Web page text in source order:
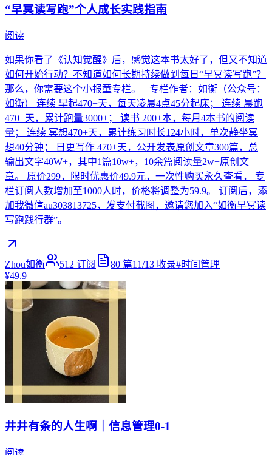
“早冥读写跑”个人成长实践指南
阅读
如果你看了《认知觉醒》后，感觉这本书太好了，但又不知道
如何开始行动？不知道如何长期持续做到每日“早冥读写跑”？
那么，你需要这个小报童专栏。 专栏作者：如衡（公众号：
如衡） 连续 早起470+天，每天凌晨4点45分起床； 连续 晨跑
470+天，累计跑量3000+； 读书 200+本，每月4本书的阅读
量； 连续 冥想470+天，累计练习时长124小时，单次静坐冥
想40分钟； 日更写作 470+天，公开发表原创文章300篇，总
输出文字40W+，其中1篇10w+，10余篇阅读量2w+原创文
章。 原价299，限时优惠价49.9元，一次性购买永久查看， 专
栏订阅人数增加至1000人时，价格将调整为59.9。 订阅后，添
加我微信au303813725，发支付截图，邀请您加入“如衡早冥读
写跑践行群”。
Zhou如衡 512 订阅 80 篇11/13 收录#时间管理
¥49.9
井井有条的人生啊｜信息管理0-1
阅读